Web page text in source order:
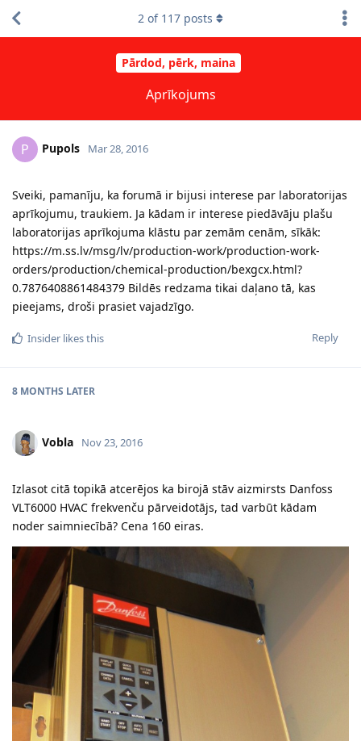
Pārdod, pērk, maina
Aprīkojums
2 of 117 posts
P Pupols Mar 28, 2016
Sveiki, pamanīju, ka forumā ir bijusi interese par laboratorijas
aprīkojumu, traukiem. Ja kādam ir interese piedāvāju plašu
laboratorijas aprīkojuma klāstu par zemām cenām, sīkāk:
https://m.ss.lv/msg/lv/production-work/production-work-
orders/production/chemical-production/bexgcx.html?
0.7876408861484379 Bildēs redzama tikai daļano tā, kas
pieejams, droši prasiet vajadzīgo.
Reply
Insider likes this
8 MONTHS LATER
Vobla Nov 23, 2016
Izlasot citā topikā atcerējos ka birojā stāv aizmirsts Danfoss
VLT6000 HVAC frekvenču pārveidotājs, tad varbūt kādam
noder saimniecībā? Cena 160 eiras.